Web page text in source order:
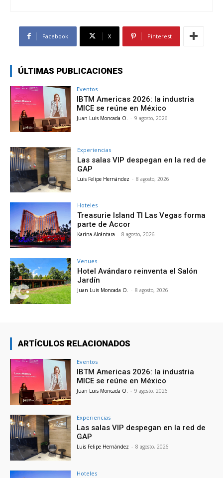
Facebook X Pinterest
ÚLTIMAS PUBLICACIONES
Eventos
IBTM Americas 2026: la industria
MICE se reúne en México
Juan Luis Moncada O. - 9 agosto, 2026
Experiencias
Las salas VIP despegan en la red de
GAP
Luis Felipe Hernández - 8 agosto, 2026
Hoteles
Treasurie Island TI Las Vegas forma
parte de Accor
Karina Alcántara - 8 agosto, 2026
Venues
Hotel Avándaro reinventa el Salón
Jardín
Juan Luis Moncada O. - 8 agosto, 2026
ARTÍCULOS RELACIONADOS
Eventos
IBTM Americas 2026: la industria
MICE se reúne en México
Juan Luis Moncada O. - 9 agosto, 2026
Experiencias
Las salas VIP despegan en la red de
GAP
Luis Felipe Hernández - 8 agosto, 2026
Hoteles